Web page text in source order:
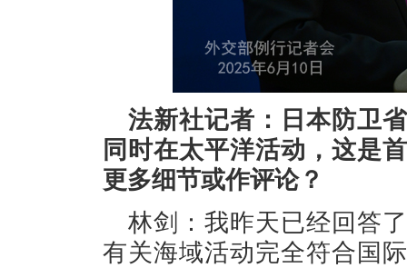
法新社记者：日本防卫
同时在太平洋活动，这是
更多细节或作评论？
林剑：我昨天已经回答
有关海域活动完全符合国